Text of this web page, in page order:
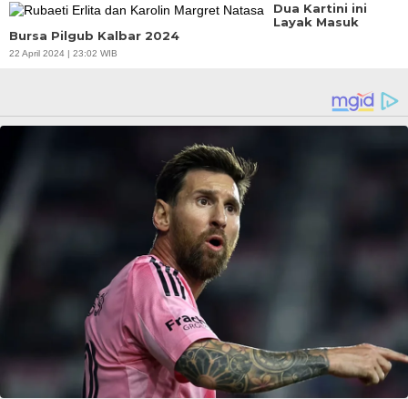
Dua Kartini ini
Layak Masuk
Bursa Pilgub Kalbar 2024
22 April 2024 | 23:02 WIB